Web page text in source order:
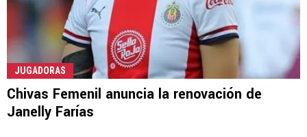
JUGADORAS
Chivas Femenil anuncia la renovación de
Janelly Farías